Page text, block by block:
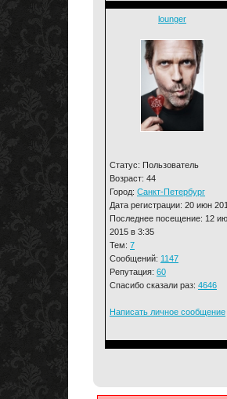
lounger
Статус: Пользователь
Возраст: 44
Город: Санкт-Петербург
Дата регистрации: 20 июн
Последнее посещение: 12
2015 в 3:35
Тем: 7
Сообщений: 1147
Репутация: 60
Спасибо сказали раз: 4646
Написать личное сообщение